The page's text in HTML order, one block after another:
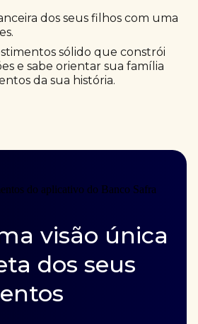
dos seus filhos com uma
sólido que constrói
e sabe orientar sua família
da sua história.
visão única
dos seus